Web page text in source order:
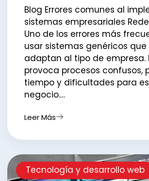
Blog Errores comunes al
sistemas empresariales
Uno de los errores más
usar sistemas genéricos que
adaptan al tipo de empresa.
provoca procesos confusos,
tiempo y dificultades para
negocio.…
Leer Más
Tecnología y desarrollo web